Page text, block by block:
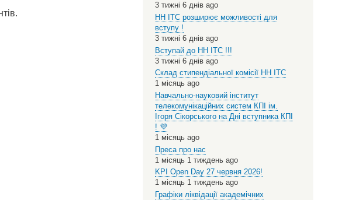
3 тижні 6 днів ago
НН ІТС розширює можливості для
вступу !
3 тижні 6 днів ago
Вступай до НН ІТС !!!
3 тижні 6 днів ago
Склад стипендіальної комісії НН ІТС
1 місяць ago
Навчально-науковий інститут
телекомунікаційних систем КПІ ім.
Ігоря Сікорського на Дні вступника КПІ
! 💜
1 місяць ago
Преса про нас
1 місяць 1 тиждень ago
KPI Open Day 27 червня 2026!
1 місяць 1 тиждень ago
Графіки ліквідації академічних